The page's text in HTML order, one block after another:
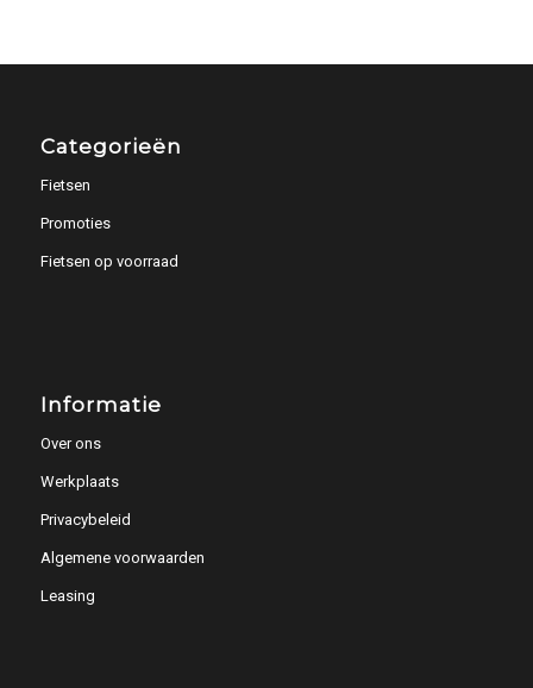
Categorieën
Fietsen
Promoties
Fietsen op voorraad
Informatie
Over ons
Werkplaats
Privacybeleid
Algemene voorwaarden
Leasing